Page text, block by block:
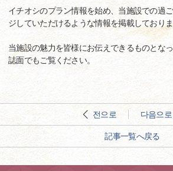
イチオシのプラン情報を始め、当施設での過
ジしていただけるような情報を掲載しておりま
当施設の魅力を皆様にお伝えできるものとな
誌面でもご覧ください。
전으로 다음으로
記事一覧へ戻る